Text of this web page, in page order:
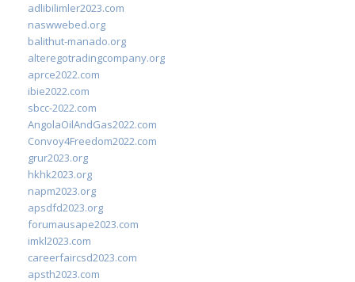
adlibilimler2023.com
naswwebed.org
balithut-manado.org
alteregotradingcompany.org
aprce2022.com
ibie2022.com
sbcc-2022.com
AngolaOilAndGas2022.com
Convoy4Freedom2022.com
grur2023.org
hkhk2023.org
napm2023.org
apsdfd2023.org
forumausape2023.com
imkl2023.com
careerfaircsd2023.com
apsth2023.com